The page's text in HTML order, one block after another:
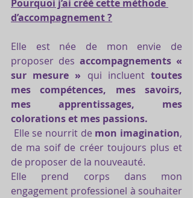
Pourquoi j’ai créé cette méthode
d’accompagnement ?
Elle est née de mon envie de
proposer des accompagnements «
sur mesure » qui incluent toutes
mes compétences, mes savoirs,
mes apprentissages, mes
colorations et mes passions.
Elle se nourrit de mon imagination,
de ma soif de créer toujours plus et
de proposer de la nouveauté.
Elle prend corps dans mon